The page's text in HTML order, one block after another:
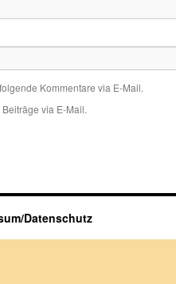
Kommentare via E-Mail.
via E-Mail.
Datenschutz